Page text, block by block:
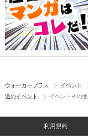
ウォーカープラス イベント
道のイベント
イベントその他
利用規約